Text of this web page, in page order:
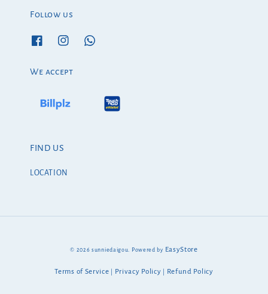
Follow us
We accept
FIND US
LOCATION
© 2026 sunniedaigou. Powered by EasyStore
Terms of Service Privacy Policy Refund Policy